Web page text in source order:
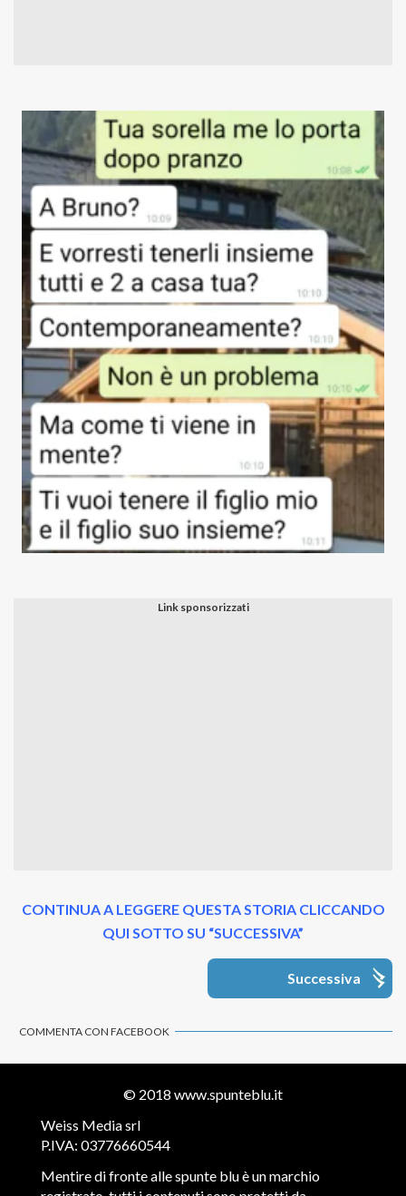
CONTINUA A LEGGERE QUESTA STORIA CLICCANDO
QUI SOTTO SU “SUCCESSIVA”
Successiva
COMMENTA CON FACEBOOK
© 2018 www.spunteblu.it
Weiss Media srl
P.IVA: 03776660544
Mentire di fronte alle spunte blu è un marchio